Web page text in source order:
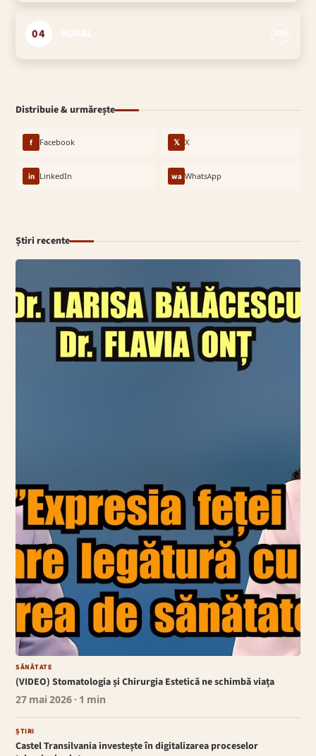
04
Distribuie & urmărește
f Facebook 𝕏 X
in LinkedIn wa WhatsApp
Știri recente
SĂNĂTATE
(VIDEO) Stomatologia și Chirurgia Estetică ne schimbă viața
27 mai 2026 · 1 min
ȘTIRI
Castel Transilvania investește în digitalizarea proceselor